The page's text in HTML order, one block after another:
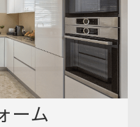
ーム